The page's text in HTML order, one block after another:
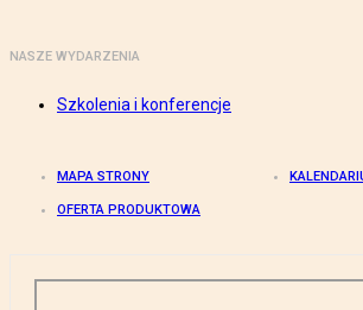
NASZE WYDARZENIA
Szkolenia i konferencje
MAPA STRONY
OFERTA PRODUKTOWA